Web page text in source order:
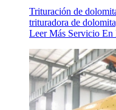
Trituración de
trituradora de
Leer Más Servicio En